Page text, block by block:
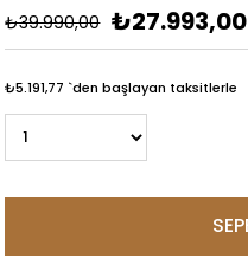
₺39.990,00 ₺27.993,00
₺5.191,77 `den başlayan taksitlerle